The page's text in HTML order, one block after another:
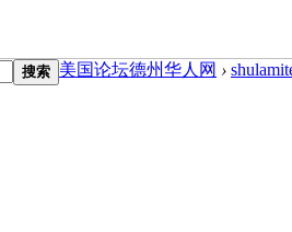
搜索 美国论坛德州华人网 ›